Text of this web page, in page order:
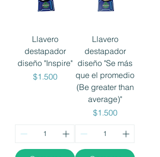
Llavero
destapador
diseño "Inspire"
Precio
$1.500
Llavero
destapador
diseño "Se más
que el promedio
(Be greater than
average)"
Precio
$1.500